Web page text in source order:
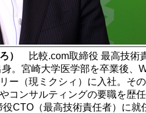
ろ）
比較.com取締役 最高技術
。宮崎大学医学部を卒業後、
ー（現ミクシィ）に入社。そ
コンサルティングの要職を歴
CTO（最高技術責任者）に就